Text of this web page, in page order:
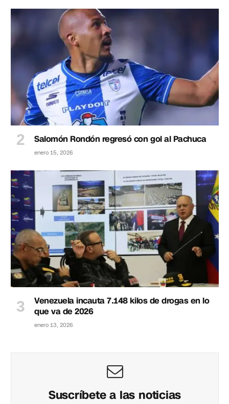
Salomón Rondón regresó con gol al Pachuca
enero 15, 2026
Venezuela incauta 7.148 kilos de drogas en lo
que va de 2026
enero 13, 2026
Suscríbete a las noticias